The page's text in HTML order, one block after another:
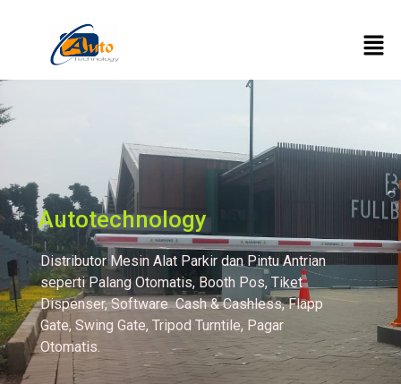
Jual Mesin Parkir dan
Pintu Antrian
Otomatis Brebes
Distributor Mesin Alat Parkir dan Pintu Antrian
seperti Palang Otomatis, Booth Pos, Tiket
Dispenser, Software Cash & Cashless, Flapp
Gate, Swing Gate, Tripod Turntile, Pagar
Otomatis.
Autotechnology